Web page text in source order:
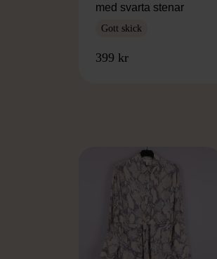
med svarta stenar
Gott skick
399 kr